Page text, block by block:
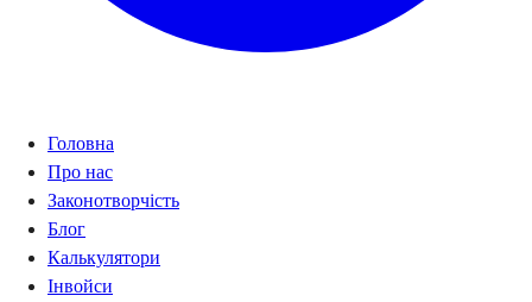
Головна
Про нас
Законотворчість
Блог
Калькулятори
Інвойси